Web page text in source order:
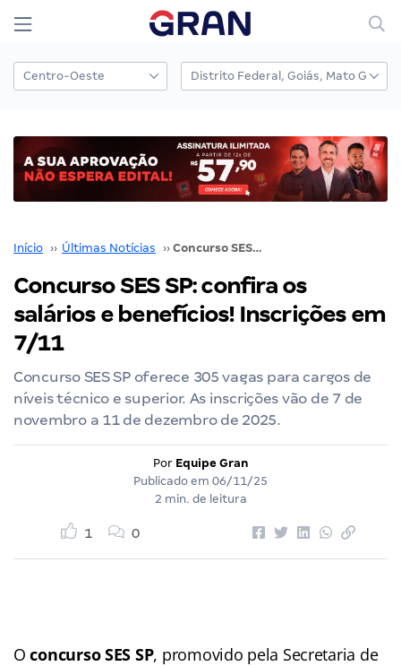
Início ›› Últimas Notícias ›› Concurso SES SP: confira os salários e benefícios! Inscrições em 7/11
Concurso SES SP: confira os
salários e benefícios! Inscrições em
7/11
Concurso SES SP oferece 305 vagas para cargos de
níveis técnico e superior. As inscrições vão de 7 de
novembro a 11 de dezembro de 2025.
Por Equipe Gran
Publicado em 06/11/25
2 min. de leitura
1 0
Oconcurso SES SP, promovido pela Secretaria de